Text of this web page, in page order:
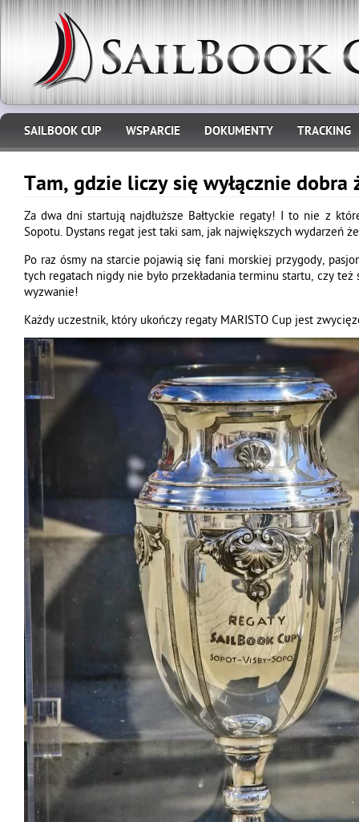
SAILBOOK CUP WSPARCIE DOKUMENTY TRACKING
Tam, gdzie liczy się wyłącznie dobra
Za dwa dni startują najdłuższe Bałtyckie regaty! I to nie z
Sopotu. Dystans regat jest taki sam, jak największych wydarzeń
Po raz ósmy na starcie pojawią się fani morskiej przygody,
tych regatach nigdy nie było przekładania terminu startu, czy
wyzwanie!
Każdy uczestnik, który ukończy regaty MARISTO Cup jest